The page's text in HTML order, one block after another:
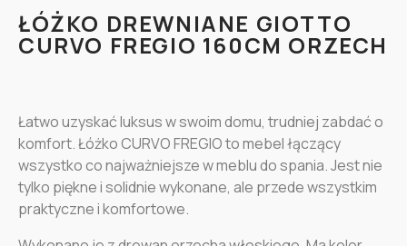
ŁÓŻKO DREWNIANE GIOTTO
CURVO FREGIO 160CM ORZECH
Łatwo uzyskać luksus w swoim domu, trudniej zabdać o
komfort. Łóżko CURVO FREGIO to mebel łączący
wszystko co najważniejsze w meblu do spania. Jest nie
tylko piękne i solidnie wykonane, ale przede wszystkim
praktyczne i komfortowe.